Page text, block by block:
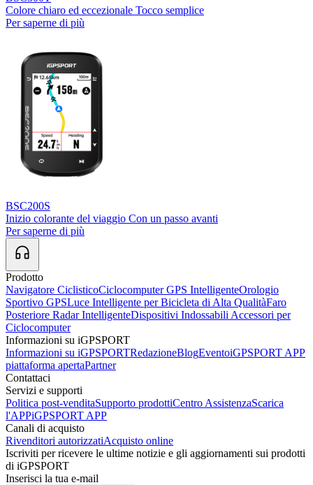
Colore chiaro ed eccezionale Tocco semplice
Per saperne di più
BSC200S
Inizio colorante del viaggio Con un passo avanti
Per saperne di più
Prodotto
Navigatore CiclisticoCiclocomputer GPS IntelligenteOrologio
Sportivo GPSLuce Intelligente per Bicicleta di Alta QualitàFaro
Posteriore Radar IntelligenteDispositivi Indossabili Accessori per
Ciclocomputer
Informazioni su iGPSPORT
Informazioni su iGPSPORTRedazioneBlogEventoiGPSPORT APP
piattaforma apertaPartner
Contattaci
Servizi e supporti
Politica post-venditaSupporto prodottiCentro AssistenzaScarica
l'APPiGPSPORT APP
Canali di acquisto
Rivenditori autorizzatiAcquisto online
Iscriviti per ricevere le ultime notizie e gli aggiornamenti sui prodotti
di iGPSPORT
Inserisci la tua e-mail